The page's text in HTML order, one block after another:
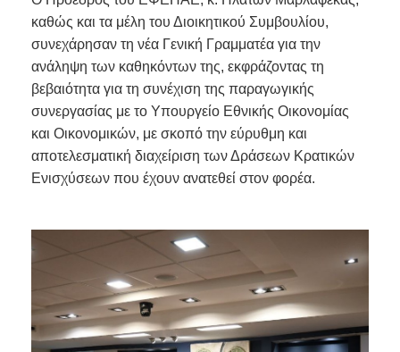
καθώς και τα μέλη του Διοικητικού Συμβουλίου,
συνεχάρησαν τη νέα Γενική Γραμματέα για την
ανάληψη των καθηκόντων της, εκφράζοντας τη
βεβαιότητα για τη συνέχιση της παραγωγικής
συνεργασίας με το Υπουργείο Εθνικής Οικονομίας
και Οικονομικών, με σκοπό την εύρυθμη και
αποτελεσματική διαχείριση των Δράσεων Κρατικών
Ενισχύσεων που έχουν ανατεθεί στον φορέα.